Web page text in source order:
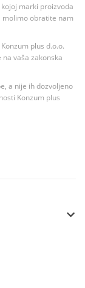
marki proizvoda
molimo obratite nam
plus d.o.o.
vaša zakonska
a nije ih dozvoljeno
Konzum plus